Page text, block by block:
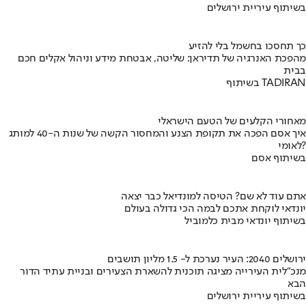
בשיתוף עיריית ירושלים
כך תחסכו בחשמל בלי להזיע
מהפכת האנרגיה של תדיראן: שליטה, אבטחת מידע וניהול אקלים חכם
בבית
בשיתוף TADIRAN
מאחורי הקלעים של הטעם הישראלי
איך אסם הפכה את תקופת הצנע והמחסור הקשה של שנות ה-40 למותג
לאומי?
בשיתוף אסם
אתם עוד לא שם? הטיסה למונדיאל כבר יצאה
יונדאי לוקחת אתכם לבמה הכי גדולה בעולם
בשיתוף יונדאי מבית כלמוביל
ירושלים 2040: העיר נערכת ל- 1.5 מליון תושבים
מנכ"לית העירייה מציגה תוכנית להשארת הצעירים ובניית עתיד הדור
הבא
בשיתוף עיריית ירושלים